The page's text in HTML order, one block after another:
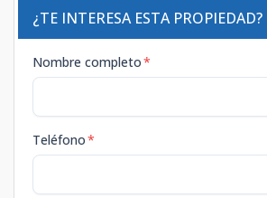
¿TE INTERESA ESTA PROPIEDAD?
Nombre completo*
Teléfono*